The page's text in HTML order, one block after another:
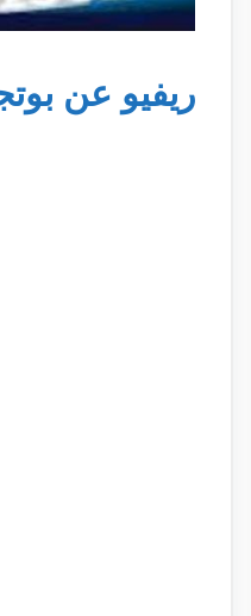
ريفيو عن